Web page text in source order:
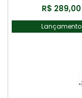
R$ 289,00
Lançamento